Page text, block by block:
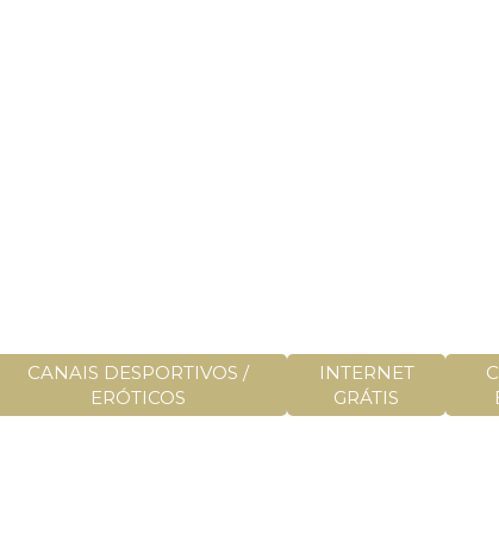
CANAIS DESPORTIVOS /
ERÓTICOS
INTERNET
GRÁTIS